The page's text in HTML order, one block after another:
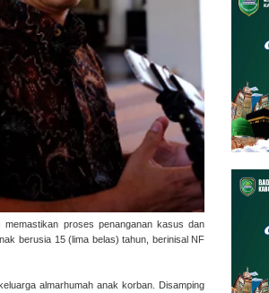
memastikan proses penanganan kasus dan
berusia 15 (lima belas) tahun, berinisal NF
almarhumah anak korban. Disamping